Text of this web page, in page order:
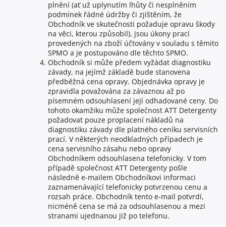
plnění (ať už uplynutím lhůty či nesplněním
podmínek řádné údržby či zjištěním, že
Obchodník ve skutečnosti požaduje opravu škody
na věci, kterou způsobil), jsou úkony prací
provedených na zboží účtovány v souladu s těmito
SPMO a je postupováno dle těchto SPMO.
Obchodník si může předem vyžádat diagnostiku
závady, na jejímž základě bude stanovena
předběžná cena opravy. Objednávka opravy je
zpravidla považována za závaznou až po
písemném odsouhlasení její odhadované ceny. Do
tohoto okamžiku může společnost ATT Detergenty
požadovat pouze proplacení nákladů na
diagnostiku závady dle platného ceníku servisních
prací. V některých neodkladných případech je
cena servisního zásahu nebo opravy
Obchodníkem odsouhlasena telefonicky. V tom
případě společnost ATT Detergenty pošle
následně e-mailem Obchodníkovi informaci
zaznamenávající telefonicky potvrzenou cenu a
rozsah práce. Obchodník tento e-mail potvrdí,
nicméně cena se má za odsouhlasenou a mezi
stranami ujednanou již po telefonu.